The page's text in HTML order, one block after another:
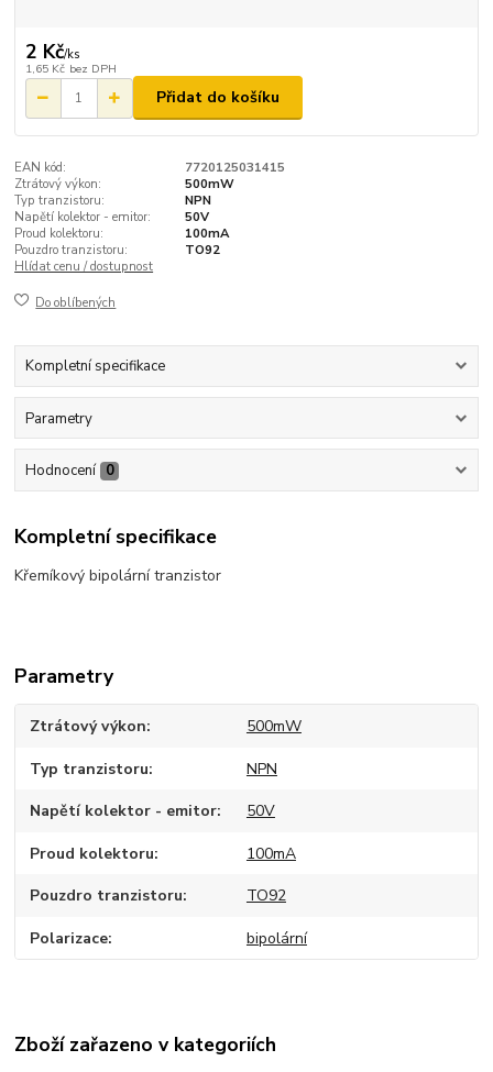
2 Kč/ks
1,65 Kč bez DPH
Přidat do košíku
EAN kód:
7720125031415
Ztrátový výkon:
500mW
Typ tranzistoru:
NPN
Napětí kolektor - emitor:
50V
Proud kolektoru:
100mA
Pouzdro tranzistoru:
TO92
Hlídat cenu / dostupnost
Do oblíbených
Kompletní specifikace
Parametry
Hodnocení 0
Kompletní specifikace
Křemíkový bipolární tranzistor
Parametry
Ztrátový výkon 500mW
Typ tranzistoru NPN
Napětí kolektor - emitor 50V
Proud kolektoru 100mA
Pouzdro tranzistoru TO92
Polarizace bipolární
Zboží zařazeno v kategoriích